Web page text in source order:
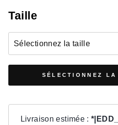
Taille
Sélectionnez la taille
SÉLECTIONNEZ